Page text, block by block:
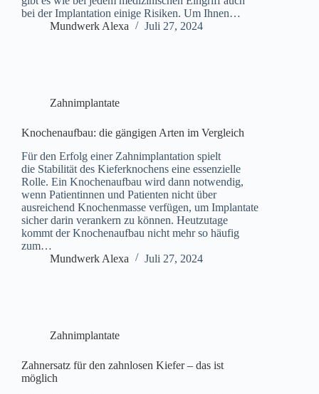
bei der Implantation einige Risiken. Um Ihnen…
Mundwerk Alexa
Juli 27, 2024
Zahnimplantate
Knochenaufbau: die gängigen Arten im Vergleich
Für den Erfolg einer Zahnimplantation spielt
die Stabilität des Kieferknochens eine essenzielle
Rolle. Ein Knochenaufbau wird dann notwendig,
wenn Patientinnen und Patienten nicht über
ausreichend Knochenmasse verfügen, um Implantate
sicher darin verankern zu können. Heutzutage
kommt der Knochenaufbau nicht mehr so häufig
zum…
Mundwerk Alexa
Juli 27, 2024
Zahnimplantate
Zahnersatz für den zahnlosen Kiefer – das ist
möglich